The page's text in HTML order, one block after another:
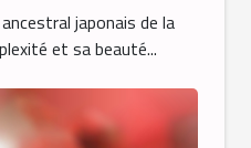
japonais de la
et sa beauté...